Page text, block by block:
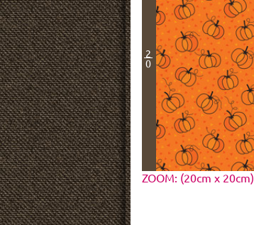
2
0
ZOOM: (20cm x 20cm)